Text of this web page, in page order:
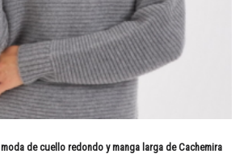
de cuello redondo y manga larga de Cachemira